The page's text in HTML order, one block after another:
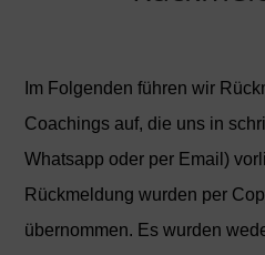
Im Folgenden führen wir
Coachings auf, die uns in
Whatsapp oder per Email)
Rückmeldung wurden per
übernommen. Es wurden